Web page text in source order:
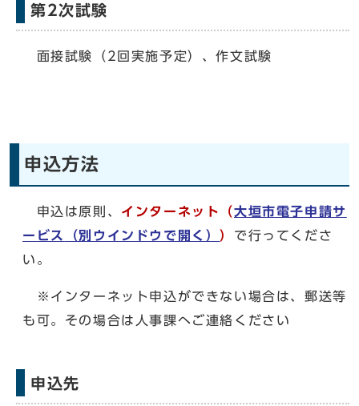
第2次試験
面接試験（2回実施予定）、作文試験
申込方法
申込は原則、 インターネット（大垣市電子申請サ
ービス
（別ウインドウで開く） ） で行ってくださ
い。
※インターネット申込ができない場合は、郵送等
も可。その場合は人事課へご連絡ください
申込先